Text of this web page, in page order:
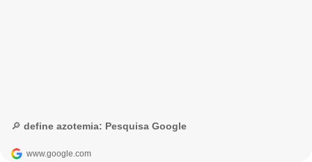
🔎 define azotemia: Pesquisa Google
www.google.com